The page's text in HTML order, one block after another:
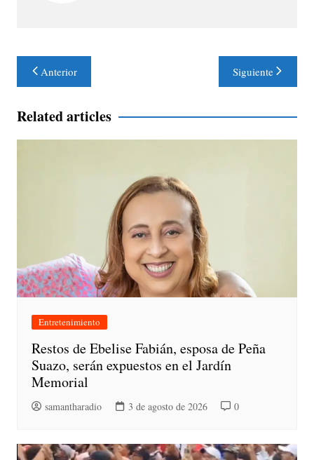
Navegación
de
entradas
Anterior Siguiente
Related articles
Entretenimiento
Restos de Ebelise Fabián, esposa de Peña
Suazo, serán expuestos en el Jardín
Memorial
samantharadio 3 de agosto de 2026 0